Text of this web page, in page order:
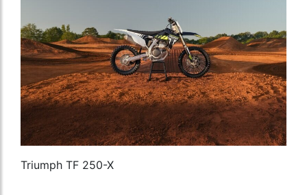
Triumph TF 250-X